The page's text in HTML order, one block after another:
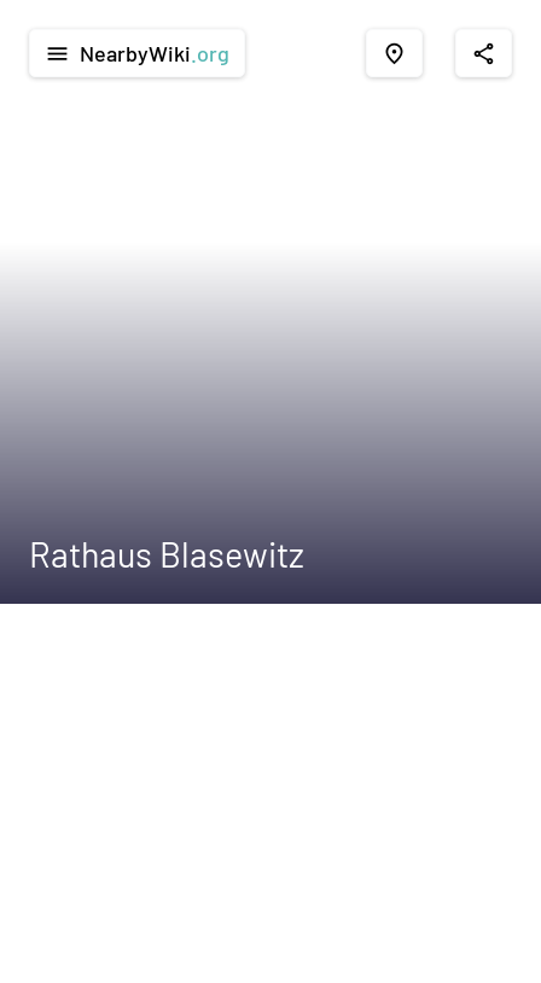
menu NearbyWiki .org place share
Rathaus Blasewitz